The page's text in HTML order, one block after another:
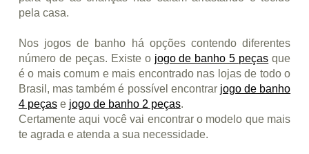
pela casa.
Nos jogos de banho há opções contendo diferentes
número de peças. Existe o jogo de banho 5 peças que
é o mais comum e mais encontrado nas lojas de todo o
Brasil, mas também é possível encontrar jogo de banho
4 peçase jogo de banho 2 peças.
Certamente aqui você vai encontrar o modelo que mais
te agrada e atenda a sua necessidade.